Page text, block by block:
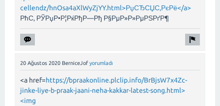
cellendz/hnOsa4aXlWyZjYY.html>РџСЂСЏС‚РєРё</a>
РћС‚ РЎРџР•Р¦РќРђР—Рђ Р§РµР»Р»РµРЅРґР¶
20 Ağustos 2020 BerniceJof yorumladı
<a href=https://bpraakonline.plclip.info/BrBjsW7x4Zc-
jinke-liye-b-praak-jaani-neha-kakkar-latest-song.html>
<img